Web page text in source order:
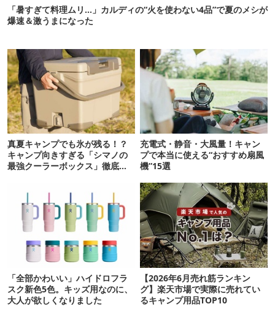
「暑すぎて料理ムリ…」カルディの“火を使わない4品”で夏のメシが
爆速＆激うまになった
真夏キャンプでも氷が残る！？
キャンプ向きすぎる「シマノの
最強クーラーボックス」徹底解
充電式・静音・大風量！キャン
プで本当に使える“おすすめ扇風
機”15選
「全部かわいい」ハイドロフラ
スク新色5色。キッズ用なのに、
大人が欲しくなりました
【2026年6月売れ筋ランキン
グ】楽天市場で実際に売れてい
るキャンプ用品TOP10